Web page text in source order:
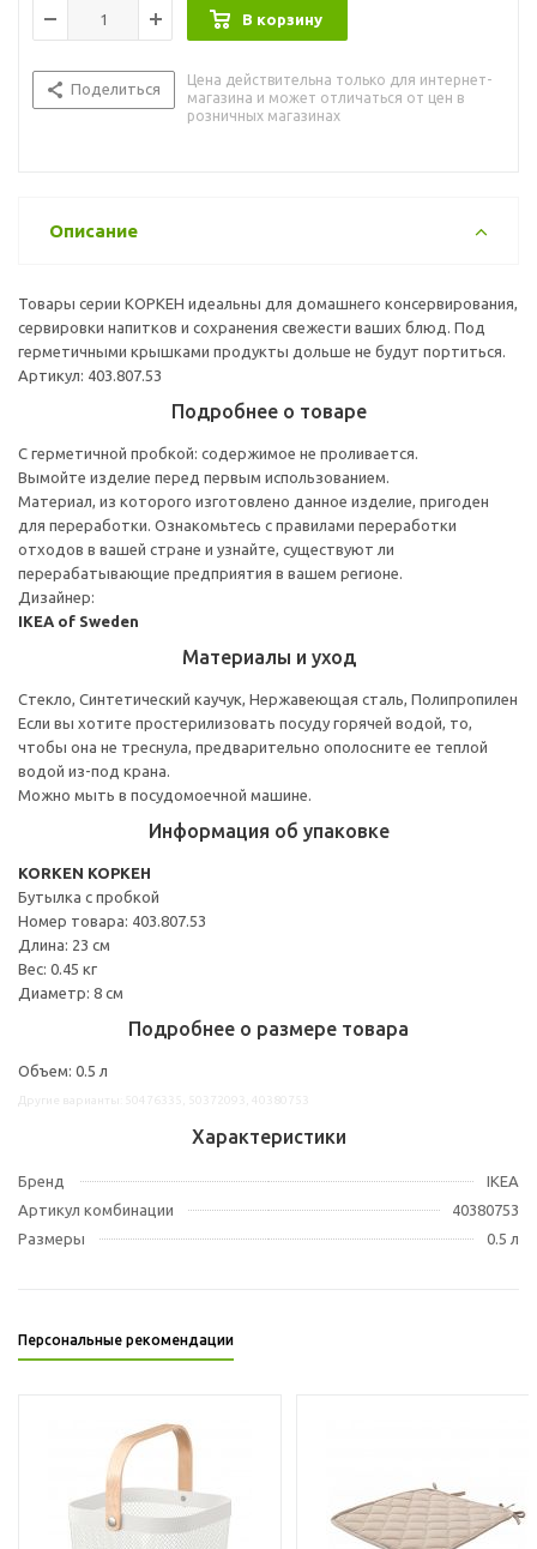
В корзину
Поделиться
Цена действительна только для интернет-
магазина и может отличаться от цен в
розничных магазинах
Описание
Товары серии КОРКЕН идеальны для домашнего консервирования,
сервировки напитков и сохранения свежести ваших блюд. Под
герметичными крышками продукты дольше не будут портиться.
Артикул: 403.807.53
Подробнее о товаре
С герметичной пробкой: содержимое не проливается.
Вымойте изделие перед первым использованием.
Материал, из которого изготовлено данное изделие, пригоден
для переработки. Ознакомьтесь с правилами переработки
отходов в вашей стране и узнайте, существуют ли
перерабатывающие предприятия в вашем регионе.
Дизайнер:
IKEA of Sweden
Материалы и уход
Стекло, Синтетический каучук, Нержавеющая сталь, Полипропилен
Если вы хотите простерилизовать посуду горячей водой, то,
чтобы она не треснула, предварительно ополосните ее теплой
водой из-под крана.
Можно мыть в посудомоечной машине.
Информация об упаковке
KORKEN КОРКЕН
Бутылка с пробкой
Номер товара: 403.807.53
Длина: 23 см
Вес: 0.45 кг
Диаметр: 8 см
Подробнее о размере товара
Объем: 0.5 л
Характеристики
Бренд
IKEA
Артикул комбинации
40380753
Размеры
0.5 л
Персональные рекомендации